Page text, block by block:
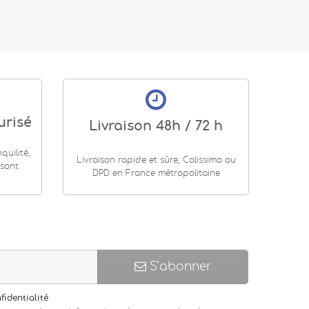
Livraison 48h / 72 h
Livraison rapide et sûre, Colissimo ou
DPD en France métropolitaine
S’abonner